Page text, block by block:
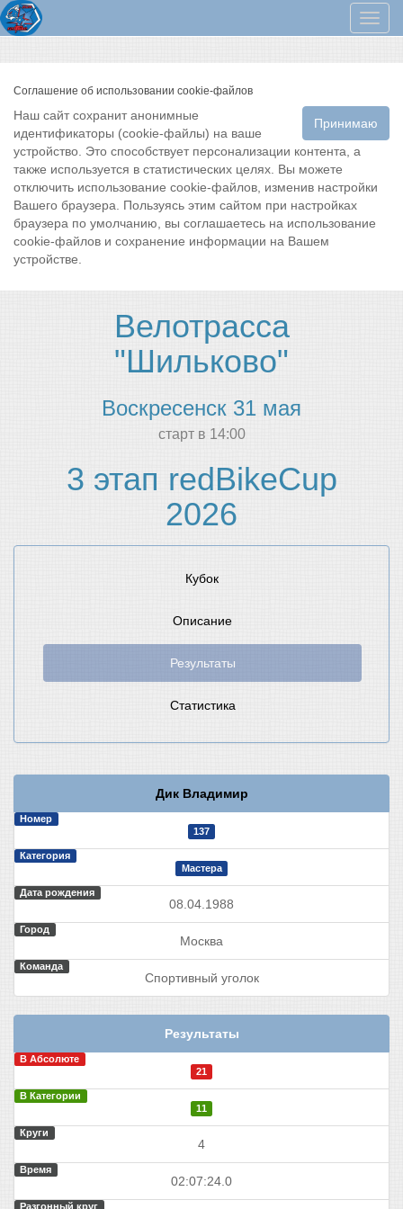
Меню
Соглашение об использовании cookie-файлов
Принимаю
Наш сайт сохранит анонимные
идентификаторы (cookie-файлы) на ваше
устройство. Это способствует персонализации контента, а
также используется в статистических целях. Вы можете
отключить использование cookie-файлов, изменив настройки
Вашего браузера. Пользуясь этим сайтом при настройках
браузера по умолчанию, вы соглашаетесь на использование
cookie-файлов и сохранение информации на Вашем
устройстве.
Велотрасса
"Шильково"
Воскресенск 31 мая
cтарт в 14:00
3 этап redBikeCup
2026
Кубок
Описание
Результаты
Статистика
Дик Владимир
Номер
137
Категория
Мастера
Дата рождения
08.04.1988
Город
Москва
Команда
Спортивный уголок
Результаты
В Абсолюте
21
В Категории
11
Круги
4
Время
02:07:24.0
Разгонный круг